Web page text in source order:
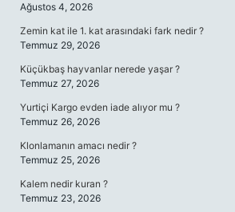
Ağustos 4, 2026
Zemin kat ile 1. kat arasındaki fark nedir ?
Temmuz 29, 2026
Küçükbaş hayvanlar nerede yaşar ?
Temmuz 27, 2026
Yurtiçi Kargo evden iade alıyor mu ?
Temmuz 26, 2026
Klonlamanın amacı nedir ?
Temmuz 25, 2026
Kalem nedir kuran ?
Temmuz 23, 2026